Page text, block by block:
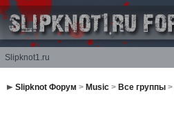
Slipknot1.ru
Slipknot Форум > Music> Все группы>